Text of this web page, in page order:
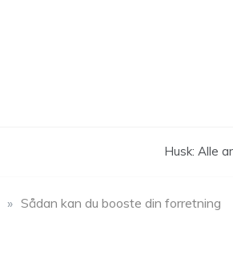
Husk: Alle
» Sådan kan du booste din forretning